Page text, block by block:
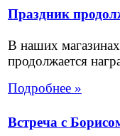
Праздник
В наших
продолжается
Подробнее »
Встреча с